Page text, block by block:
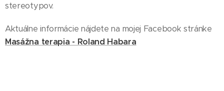
stereotypov.
Aktuálne informácie nájdete na mojej Facebook stránke
Masážna terapia - Roland Habara